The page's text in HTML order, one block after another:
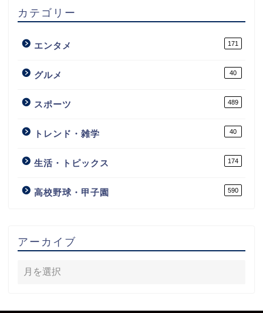
カテゴリー
エンタメ 171
グルメ 40
スポーツ 489
トレンド・雑学 40
生活・トピックス 174
高校野球・甲子園 590
アーカイブ